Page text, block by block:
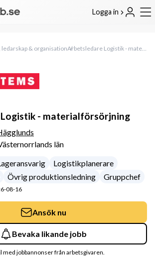
Logga in
ledarskap & organisation Arbetsledare Logistik - materialförsörjning
- materialförsörjning
län
Logistikplanerare
Övrig produktionsledning Gruppchef
08-16
Ansök nu
Bevaka likande jobb
med jobbannonser från arbetsgivaren.